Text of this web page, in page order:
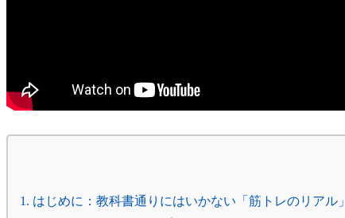
1. はじめに：教科書通りにはいかない「筋トレのリアル」